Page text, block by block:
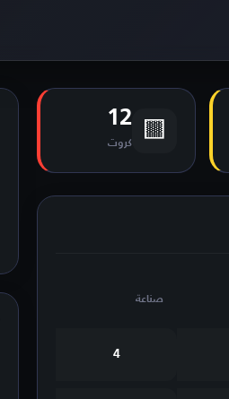
🟨
12
كروت
صناعة
4